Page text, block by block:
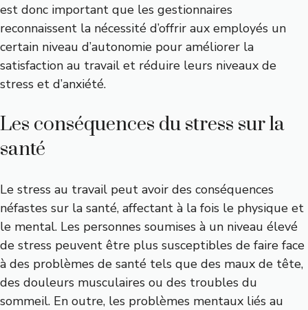
est donc important que les gestionnaires
reconnaissent la nécessité d’offrir aux employés un
certain niveau d’autonomie pour améliorer la
satisfaction au travail et réduire leurs niveaux de
stress et d’anxiété.
Les conséquences du stress sur la
santé
Le stress au travail peut avoir des conséquences
néfastes sur la santé, affectant à la fois le physique et
le mental. Les personnes soumises à un niveau élevé
de stress peuvent être plus susceptibles de faire face
à des problèmes de santé tels que des maux de tête,
des douleurs musculaires ou des troubles du
sommeil. En outre, les problèmes mentaux liés au